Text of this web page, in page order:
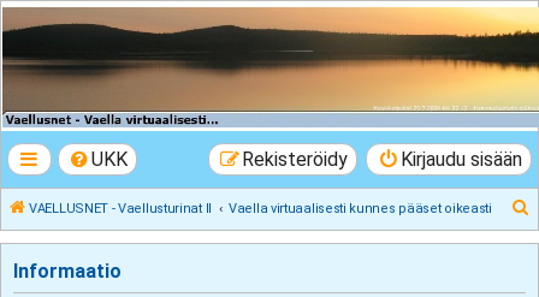
VAELLUSNET -
Vaellusturinat II
UKK Kirjaudu sisään
Rekisteröidy
VAELLUSNET - Vaellusturinat II Vaella virtuaalisesti kunnes pääset oikeasti
Informaatio